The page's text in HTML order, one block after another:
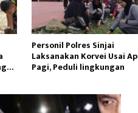
Personil Polres Sinjai
Laksanakan Korvei Usai Apel
Pagi, Peduli lingkungan